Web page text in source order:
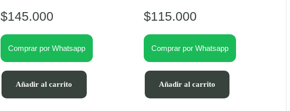
$145.000
Comprar por Whatsapp
Añadir al carrito
$115.000
Comprar por Whatsapp
Añadir al carrito